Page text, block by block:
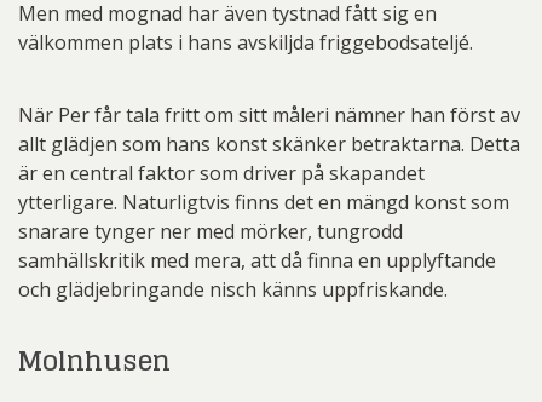
Men med mognad har även tystnad fått sig en
välkommen plats i hans avskiljda friggebodsateljé.
När Per får tala fritt om sitt måleri nämner han först av
allt glädjen som hans konst skänker betraktarna. Detta
är en central faktor som driver på skapandet
ytterligare. Naturligtvis finns det en mängd konst som
snarare tynger ner med mörker, tungrodd
samhällskritik med mera, att då finna en upplyftande
och glädjebringande nisch känns uppfriskande.
Molnhusen